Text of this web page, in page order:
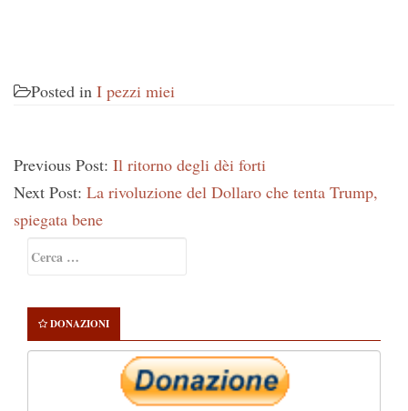
Posted in I pezzi miei
Previous Post: Il ritorno degli dèi forti
Next Post: La rivoluzione del Dollaro che tenta Trump,
spiegata bene
Sidebar
per:
DONAZIONI